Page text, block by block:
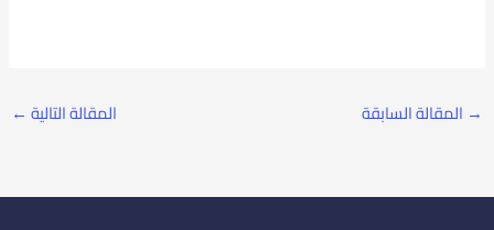
→ المقالة السابقة المقالة التالية ←